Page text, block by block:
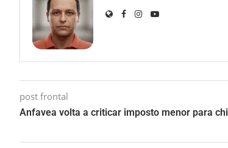
post frontal
Anfavea volta a criticar imposto menor para